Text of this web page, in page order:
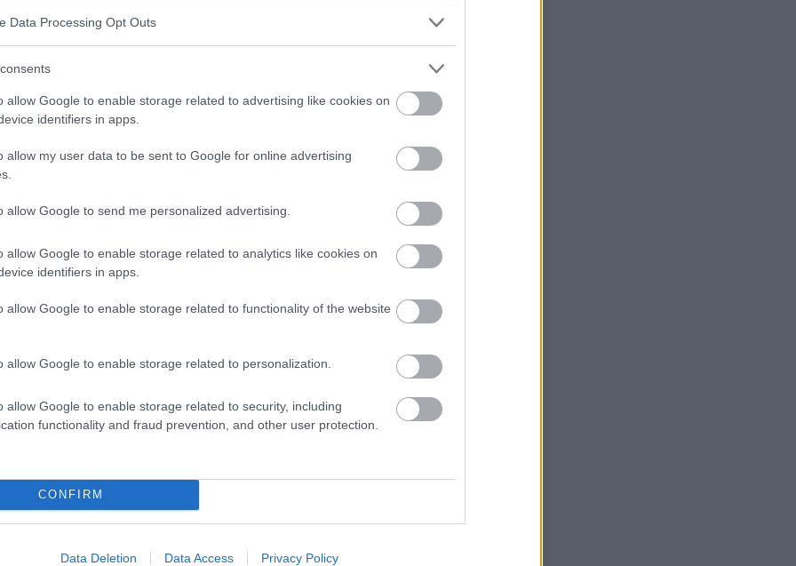
Data Processing Opt Outs
allow Google to enable storage related to advertising like cookies on
identifiers in apps.
allow my user data to be sent to Google for online advertising
allow Google to send me personalized advertising.
allow Google to enable storage related to analytics like cookies on
identifiers in apps.
allow Google to enable storage related to functionality of the website
allow Google to enable storage related to personalization.
allow Google to enable storage related to security, including
functionality and fraud prevention, and other user protection.
CONFIRM
Data Deletion Data Access Privacy Policy
persévérance
à pied
de longue distance ?
qui consiste à courir sur des distances
généralement à partir de 5 km, sur des
marathon (21,1 km), le marathon (42,2 km) ou
adéquate et de la régularité.
à un défi mental et qui s'adresse aussi